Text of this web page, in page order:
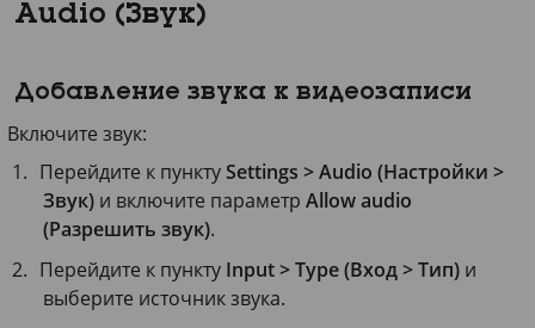
Audio (Звук)
Добавление звука к видеозаписи
Включите звук:
Перейдите к пунктуSettings > Audio (Настройки >
Звук) и включите параметр Allow audio
(Разрешить звук).
Перейдите к пункту Input > Type (Вход > Тип) и
выберите источник звука.